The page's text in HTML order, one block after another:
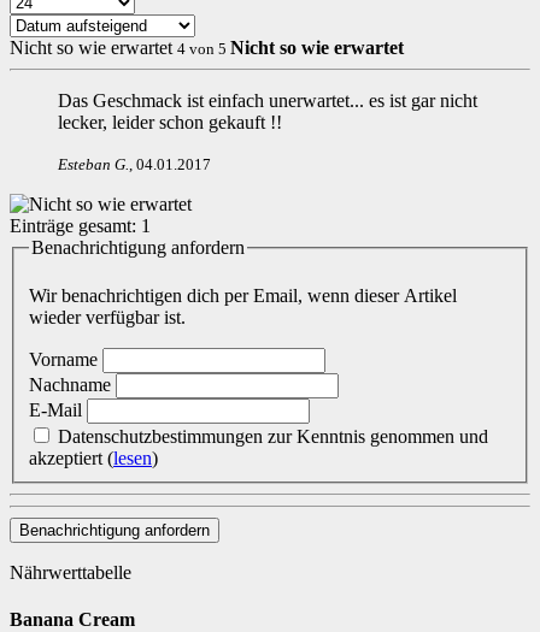
Nicht so wie erwartet 4 von 5 Nicht so wie erwartet
Das Geschmack ist einfach unerwartet... es ist gar nicht
lecker, leider schon gekauft !!
Esteban G., 04.01.2017
Einträge gesamt: 1
Benachrichtigung anfordern
Wir benachrichtigen dich per Email, wenn dieser Artikel
wieder verfügbar ist.
Vorname
Nachname
E-Mail
akzeptiert (lesen)
Benachrichtigung anfordern
Nährwerttabelle
Banana Cream